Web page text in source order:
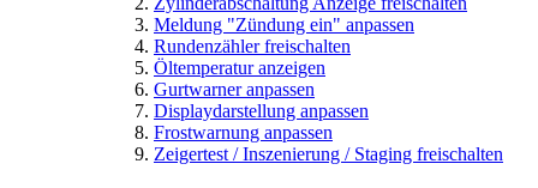
Meldung "Zündung ein" anpassen
Rundenzähler freischalten
Öltemperatur anzeigen
Gurtwarner anpassen
Displaydarstellung anpassen
Frostwarnung anpassen
Zeigertest / Inszenierung / Staging freischalten